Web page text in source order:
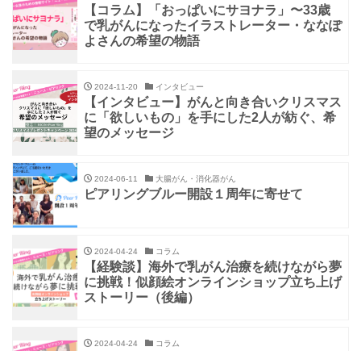
【コラム】「おっぱいにサヨナラ」〜33歳
で乳がんになったイラストレーター・ななぽ
よさんの希望の物語
2024-11-20 インタビュー
【インタビュー】がんと向き合いクリスマス
に「欲しいもの」を手にした2人が紡ぐ、希
望のメッセージ
2024-06-11 大腸がん・消化器がん
ピアリングブルー開設１周年に寄せて
2024-04-24 コラム
【経験談】海外で乳がん治療を続けながら夢
に挑戦！似顔絵オンラインショップ立ち上げ
ストーリー（後編）
2024-04-24 コラム